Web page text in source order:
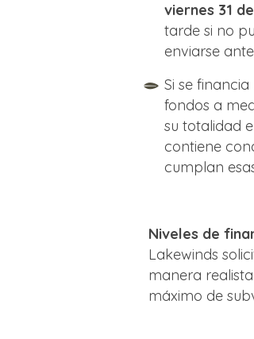
viernes 31
tarde si no
enviarse
Si se
fondos a
su totalidad
contiene
cumplan
Niveles de
Lakewinds
manera
máximo de